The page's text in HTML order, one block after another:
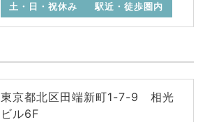
土・日・祝休み
駅近・徒歩圏内
東京都北区田端新町1-7-9 相光
ビル6F